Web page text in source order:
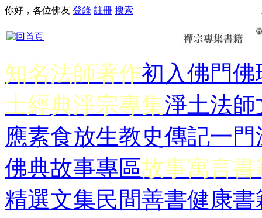
你好，各位佛友 登錄 註冊 搜索
知名法師著作初入佛門佛
土經典淨宗專集淨土法師
應素食放生教史傳記一門
佛典故事專區故事寓言書
精選文集民間善書健康書